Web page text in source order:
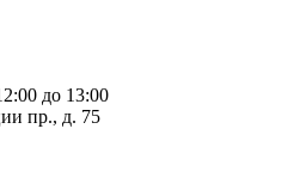
до 13:00
пр., д. 75